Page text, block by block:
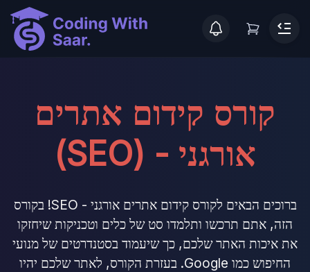
קורס קידום אתרים
אורגני - (SEO)
ברוכים הבאים לקורס קידום אתרים אורגני - SEO! בקורס
הזה, אתם תרכשו ותלמדו סט של כלים וטכניקות שיחזקו
את איכות האתר שלכם, כך שיעמוד בסטנדרטים של מנועי
החיפוש כמו Google. בעזרת הקורס, לאתר שלכם יהיו